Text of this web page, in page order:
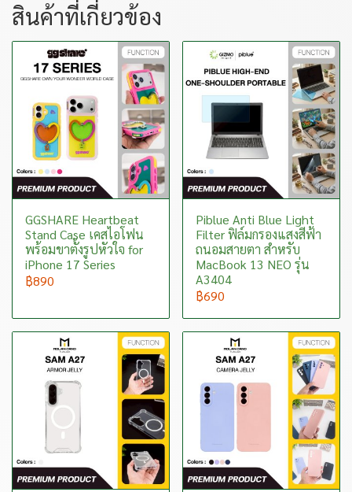
สินค้าที่เกี่ยวข้อง
GGSHARE Heartbeat
Stand Case เคสไอโฟน
พร้อมขาตั้งรูปหัวใจ for
iPhone 17 Series
฿890
Piblue Anti Blue Light
Filter ฟิล์มกรองแสงสีฟ้า
ถนอมสายตา สำหรับ
MacBook 13 NEO รุ่น
A3404
฿690